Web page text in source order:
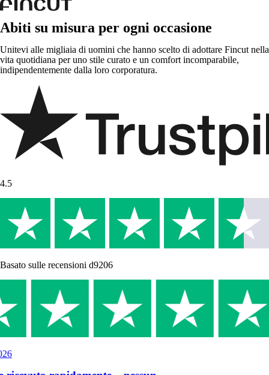
Abiti su misura per ogni occasione
Unitevi alle migliaia di uomini che hanno scelto di adottare Fincut nella
vita quotidiana per uno stile curato e un comfort incomparabile,
indipendentemente dalla loro corporatura.
4.5
Basato sulle recensioni d9206